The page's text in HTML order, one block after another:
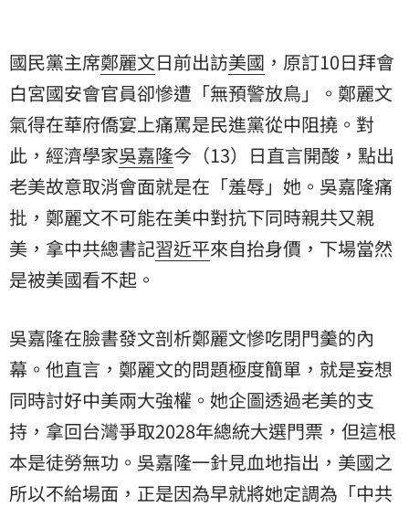
國民黨主席鄭麗文日前出訪美國 ，原訂10日拜會
白宮國安會官員卻慘遭「無預警放鳥」。鄭麗文
氣得在華府僑宴上痛罵是民進黨從中阻撓。對
此，經濟學家吳嘉隆今（13）日直言開酸，點出
老美故意取消會面就是在「羞辱」她。吳嘉隆痛
批，鄭麗文不可能在美中對抗下同時親共又親
美，拿中共總書記習近平來自抬身價，下場當然
是被美國看不起。
吳嘉隆在臉書發文剖析鄭麗文慘吃閉門羹的內
幕。他直言，鄭麗文的問題極度簡單，就是妄想
同時討好中美兩大強權。她企圖透過老美的支
持，拿回台灣爭取2028年總統大選門票，但這根
本是徒勞無功。吳嘉隆一針見血地指出，美國之
所以不給場面，正是因為早就將她定調為「中共